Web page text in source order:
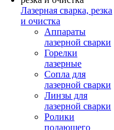
Лазерная сварка, резка
и очистка
Аппараты
лазерной сварки
Горелки
лазерные
Сопла для
лазерной сварки
Линзы для
лазерной сварки
Ролики
подающего